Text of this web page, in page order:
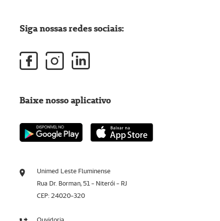
Unimed Leste Fluminense
Rua Dr. Borman, 51 - Niterói - RJ
CEP: 24020-320
Siga nossas redes sociais:
Baixe nosso aplicativo